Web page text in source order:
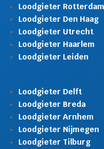
Loodgieter Rotterdam
Loodgieter Den Haag
Loodgieter Utrecht
Loodgieter Haarlem
Loodgieter Leiden
Loodgieter Delft
Loodgieter Breda
Loodgieter Arnhem
Loodgieter Nijmegen
Loodgieter Tilburg